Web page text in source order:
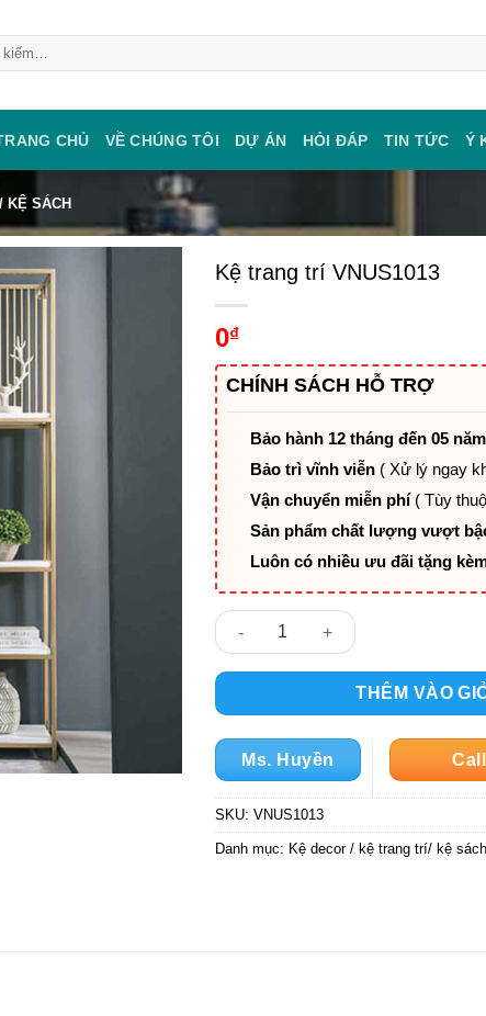
CHỦ VỀ CHÚNG TÔI DỰ ÁN HỎI ĐÁP TIN TỨC Ý
KỆ SÁCH
Kệ trang trí VNUS1013
0₫
CHÍNH SÁCH HỖ TRỢ
Bảo hành 12 tháng đến 05 năm
Bảo trì vĩnh viễn ( Xử lý ngay
Vận chuyển miễn phí ( Tùy
Sản phẩm chất lượng vượt
Luôn có nhiều ưu đãi tặng
Kệ trang trí VNUS1013 số lượng
THÊM VÀO
Ms. Huyền Call
SKU: VNUS1013
Danh mục: Kệ decor / kệ trang trí/ kệ sách